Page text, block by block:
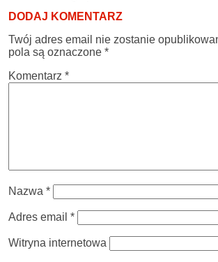
DODAJ KOMENTARZ
Twój adres email nie zostanie
pola są oznaczone *
Komentarz *
Nazwa *
Adres email *
Witryna internetowa